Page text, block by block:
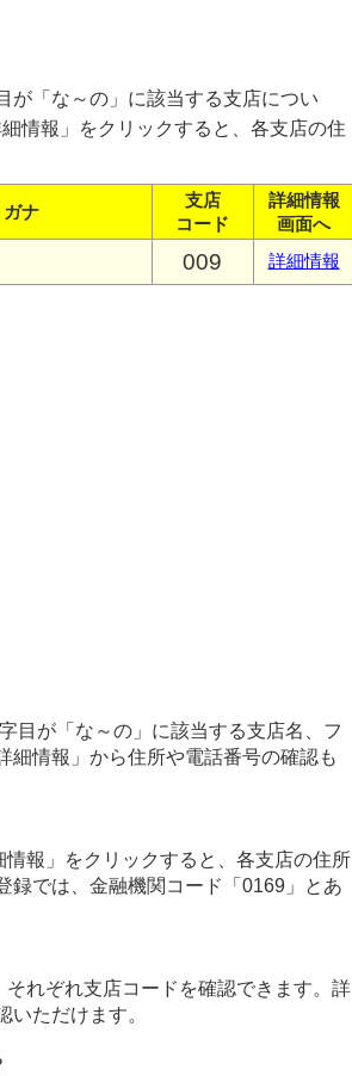
が「な～の」に該当する支店につい
情報」をクリックすると、各支店の住
ガナ
支店
コード
詳細情報
画面へ
009 詳細情報
目が「な～の」に該当する支店名、フ
細情報」から住所や電話番号の確認も
報」をクリックすると、各支店の住所
録では、金融機関コード「0169」とあ
れぞれ支店コードを確認できます。詳
ただけます。